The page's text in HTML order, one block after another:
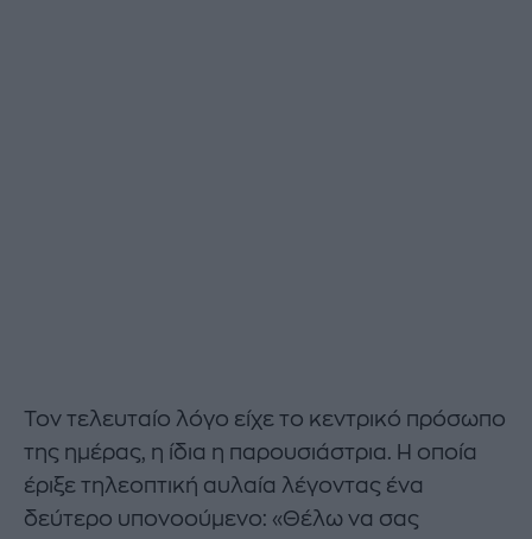
Τον τελευταίο λόγο είχε το κεντρικό πρόσωπο
της ημέρας, η ίδια η παρουσιάστρια. Η οποία
έριξε τηλεοπτική αυλαία λέγοντας ένα
δεύτερο υπονοούμενο: «Θέλω να σας